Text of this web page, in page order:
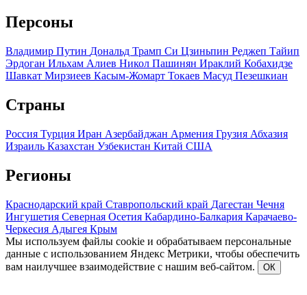
Персоны
Владимир Путин Дональд Трамп Си Цзиньпин Реджеп Тайип
Эрдоган Ильхам Алиев Никол Пашинян Ираклий Кобахидзе
Шавкат Мирзиеев Касым-Жомарт Токаев Масуд Пезешкиан
Страны
Россия Турция Иран Азербайджан Армения Грузия Абхазия
Израиль Казахстан Узбекистан Китай США
Регионы
Краснодарский край Ставропольский край Дагестан Чечня
Ингушетия Северная Осетия Кабардино-Балкария Карачаево-
Черкесия Адыгея Крым
Мы используем файлы cookie и обрабатываем персональные
данные с использованием Яндекс Метрики, чтобы обеспечить
вам наилучшее взаимодействие с нашим веб-сайтом.
ОК